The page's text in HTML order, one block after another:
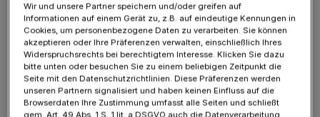
Digitale Zeitung (ePaper)
Werbefreier Zugriff auf
unser Nachrichtenportal
(RP+)
Tablets (ausgenommen
iPad Air 11) für nur 1 €
Zuzahlung
Wir und unsere Partner speichern und/oder greifen auf
Informationen auf einem Gerät zu, z.B. auf eindeutige Kennungen in
Cookies, um personenbezogene Daten zu verarbeiten. Sie können
akzeptieren oder Ihre Präferenzen verwalten, einschließlich Ihres
Widerspruchsrechts bei berechtigtem Interesse. Klicken Sie dazu
bitte unten oder besuchen Sie zu einem beliebigen Zeitpunkt die
Seite mit den Datenschutzrichtlinien. Diese Präferenzen werden
unseren Partnern signalisiert und haben keinen Einfluss auf die
Browserdaten Ihre Zustimmung umfasst alle Seiten und schließt
gem. Art. 49 Abs. 1 S. 1 lit. a DSGVO auch die Datenverarbeitung